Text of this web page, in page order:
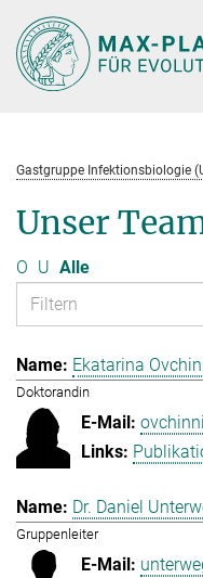
Hauptinhalt
Gastgruppe Infektionsbiologie
Unser
O U Alle
Ekatarina
Doktorandin
Dr. Daniel
Gruppenleiter